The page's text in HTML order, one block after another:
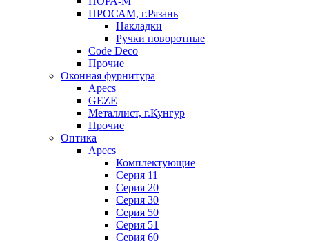
ПРОСАМ, г.Рязань
Накладки
Ручки поворотные
Code Deco
Прочие
Оконная фурнитура
Apecs
GEZE
Металлист, г.Кунгур
Прочие
Оптика
Apecs
Комплектующие
Серия 11
Серия 20
Серия 30
Серия 50
Серия 51
Серия 60